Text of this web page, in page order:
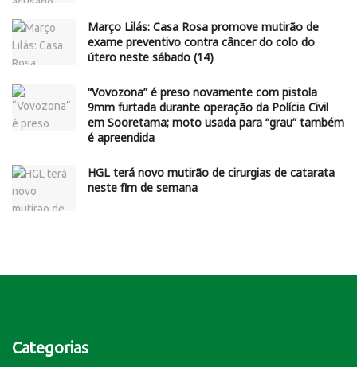
Março Lilás: Casa Rosa promove mutirão de
exame preventivo contra câncer do colo do
útero neste sábado (14)
“Vovozona” é preso novamente com pistola
9mm furtada durante operação da Polícia Civil
em Sooretama; moto usada para “grau” também
é apreendida
HGL terá novo mutirão de cirurgias de catarata
neste fim de semana
Categorias